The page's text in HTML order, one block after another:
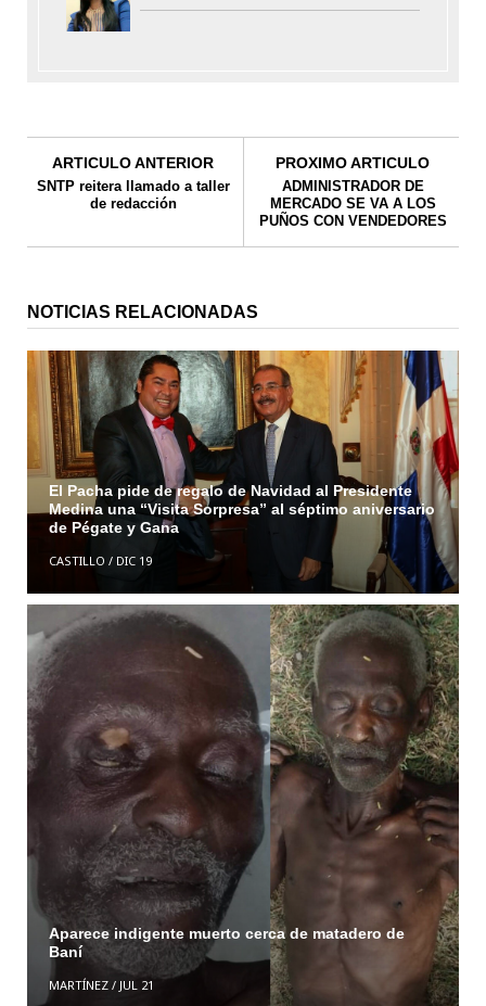
ARTICULO ANTERIOR
SNTP reitera llamado a taller
de redacción
PROXIMO ARTICULO
ADMINISTRADOR DE
MERCADO SE VA A LOS
PUÑOS CON VENDEDORES
NOTICIAS RELACIONADAS
El Pacha pide de regalo de Navidad al Presidente
Medina una “Visita Sorpresa” al séptimo aniversario
de Pégate y Gana
CASTILLO / DIC 19
Aparece indigente muerto cerca de matadero de
Baní
MARTÍNEZ/ JUL 21